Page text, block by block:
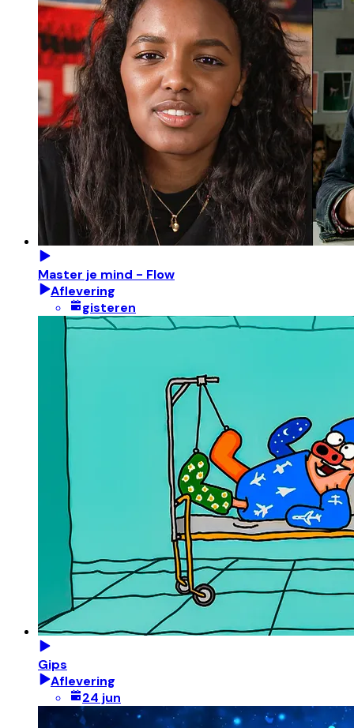
Master je mind - Flow
Aflevering
gisteren
Gips
Aflevering
24 jun